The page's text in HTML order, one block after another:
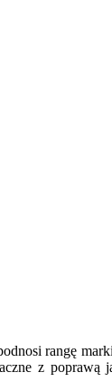
rangę
z